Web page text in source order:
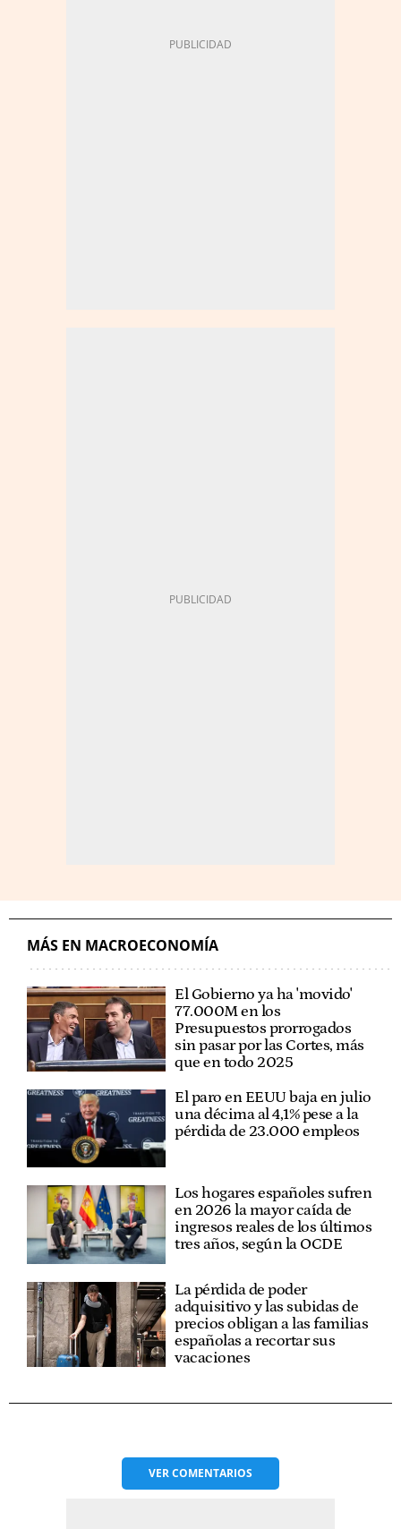
MÁS EN MACROECONOMÍA
El Gobierno ya ha 'movido'
77.000M en los
Presupuestos prorrogados
sin pasar por las Cortes, más
que en todo 2025
El paro en EEUU baja en julio
una décima al 4,1% pese a la
pérdida de 23.000 empleos
Los hogares españoles sufren
en 2026 la mayor caída de
ingresos reales de los últimos
tres años, según la OCDE
La pérdida de poder
adquisitivo y las subidas de
precios obligan a las familias
españolas a recortar sus
vacaciones
VERCOMENTARIOS